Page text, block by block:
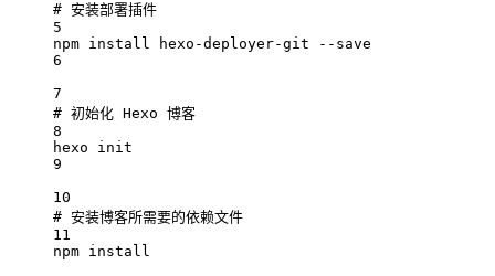
# 安装部署插件
5
npm install hexo-deployer-git
--save
6
7
# 初始化 Hexo 博客
8
hexo
init
9
10
# 安装博客所需要的依赖文件
11
npm install